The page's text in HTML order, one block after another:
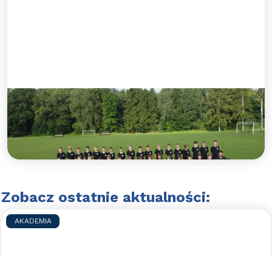
Obóz w Chabsku - lato 2026
Zapraszamy na obóz letni w Chabsku.
Czytaj więcej >>
Zobacz ostatnie aktualności:
AKADEMIA